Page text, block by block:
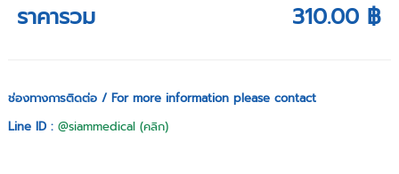
ราคารวม 310.00 ฿
ช่องทางการติดต่อ / For more information please contact
Line ID :@siammedical (คลิก)